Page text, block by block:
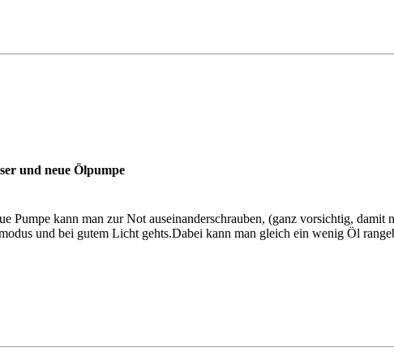
und neue Ölpumpe
Pumpe kann man zur Not auseinanderschrauben, (ganz vorsichtig, damit
und bei gutem Licht gehts.Dabei kann man gleich ein wenig Öl